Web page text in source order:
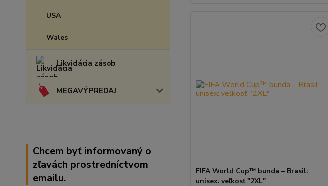
USA
Wales
Likvidácia zásob
MEGAVÝPREDAJ
Chcem byť informovaný o
zľavách prostredníctvom
emailu.
FIFA World Cup™ bunda – Brasil:
unisex: veľkosť "2XL"